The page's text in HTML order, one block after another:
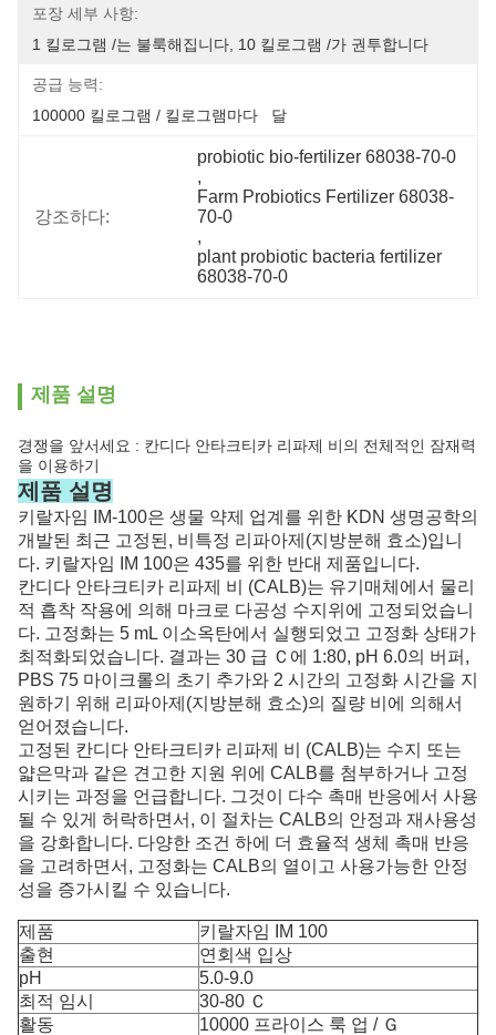
포장 세부 사항:
1 킬로그램 /는 불룩해집니다, 10 킬로그램 /가 권투합니다
공급 능력:
100000 킬로그램 / 킬로그램마다   달
강조하다:
probiotic bio-fertilizer 68038-70-0
,
Farm Probiotics Fertilizer 68038-
70-0
,
plant probiotic bacteria fertilizer
68038-70-0
제품 설명
경쟁을 앞서세요 : 칸디다 안타크티카 리파제 비의 전체적인 잠재력
을 이용하기
제품 설명
키랄자임 IM-100은 생물 약제 업계를 위한 KDN 생명공학의
개발된 최근 고정된, 비특정 리파아제(지방분해 효소)입니
다. 키랄자임 IM 100은 435를 위한 반대 제품입니다.
칸디다 안타크티카 리파제 비 (CALB)는 유기매체에서 물리
적 흡착 작용에 의해 마크로 다공성 수지위에 고정되었습니
다. 고정화는 5 mL 이소옥탄에서 실행되었고 고정화 상태가
최적화되었습니다. 결과는 30 급 Ｃ에 1:80, pH 6.0의 버퍼,
PBS 75 마이크롤의 초기 추가와 2 시간의 고정화 시간을 지
원하기 위해 리파아제(지방분해 효소)의 질량 비에 의해서
얻어졌습니다.
고정된 칸디다 안타크티카 리파제 비 (CALB)는 수지 또는
얇은막과 같은 견고한 지원 위에 CALB를 첨부하거나 고정
시키는 과정을 언급합니다. 그것이 다수 촉매 반응에서 사용
될 수 있게 허락하면서, 이 절차는 CALB의 안정과 재사용성
을 강화합니다. 다양한 조건 하에 더 효율적 생체 촉매 반응
을 고려하면서, 고정화는 CALB의 열이고 사용가능한 안정
성을 증가시킬 수 있습니다.
제품
키랄자임 IM 100
출현
연회색 입상
pH
5.0-9.0
최적 임시
30-80 Ｃ
활동
10000 프라이스 룩 업 / Ｇ